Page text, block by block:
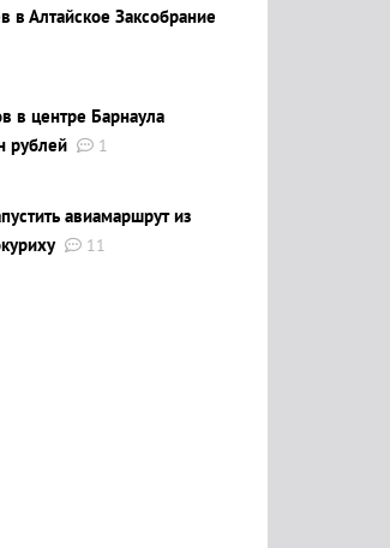
в Алтайское Заксобрание
в центре Барнаула
рублей
1
авиамаршрут из
11